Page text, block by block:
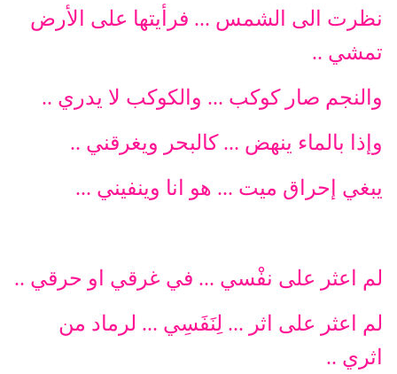
نظرت الى الشمس ... فرأيتها على الأرض
تمشي ..
والنجم صار كوكب ... والكوكب لا يدري ..
وإذا بالماء ينهض ... كالبحر ويغرقني ..
يبغي إحراق ميت ... هو انا وينفيني ...
لم اعثر على نفْسي ... في غرقي او حرقي ..
لم اعثر على اثر ... لِنَفَسِي ... لرماد من
اثري ..